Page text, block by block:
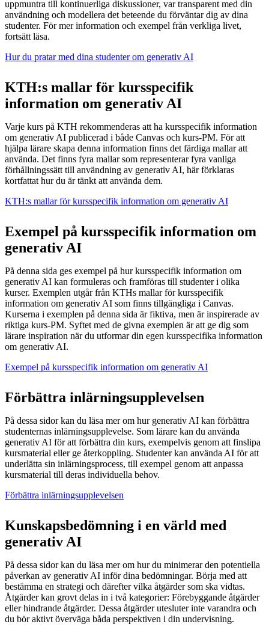
uppmuntra till kontinuerliga diskussioner, var transparent med din
användning och modellera det beteende du förväntar dig av dina
studenter. För mer information och exempel från verkliga livet,
fortsätt läsa.
Hur du pratar med dina studenter om generativ AI
KTH:s mallar för kursspecifik
information om generativ AI
Varje kurs på KTH rekommenderas att ha kursspecifik information
om generativ AI publicerad i både Canvas och kurs-PM. För att
hjälpa lärare skapa denna information finns det färdiga mallar att
använda. Det finns fyra mallar som representerar fyra vanliga
förhållningssätt till användning av generativ AI, här förklaras
kortfattat hur du är tänkt att använda dem.
KTH:s mallar för kursspecifik information om generativ AI
Exempel på kursspecifik information om
generativ AI
På denna sida ges exempel på hur kursspecifik information om
generativ AI kan formuleras och framföras till studenter i olika
kurser. Exemplen utgår från KTHs mallar för kursspecifik
information om generativ AI som finns tillgängliga i Canvas.
Kurserna i exemplen på denna sida är fiktiva, men är inspirerade av
riktiga kurs-PM. Syftet med de givna exemplen är att ge dig som
lärare inspiration när du utformar din egen kursspecifika information
om generativ AI.
Exempel på kursspecifik information om generativ AI
Förbättra inlärningsupplevelsen
På dessa sidor kan du läsa mer om hur generativ AI kan förbättra
studenternas inlärningsupplevelse. Som lärare kan du använda
generativ AI för att förbättra din kurs, exempelvis genom att finslipa
kursmaterial eller ge återkoppling. Studenter kan använda AI för att
underlätta sin inlärningsprocess, till exempel genom att anpassa
kursmaterial till deras individuella behov.
Förbättra inlärningsupplevelsen
Kunskapsbedömning i en värld med
generativ AI
På dessa sidor kan du läsa mer om hur du minimerar den potentiella
påverkan av generativ AI inför dina bedömningar. Börja med att
bestämma en strategi och därefter vilka åtgärder som ska vidtas.
Åtgärder kan grovt delas in i två kategorier: Förebyggande åtgärder
eller hindrande åtgärder. Dessa åtgärder utesluter inte varandra och
du bör aktivt överväga båda perspektiven i din undervisning.